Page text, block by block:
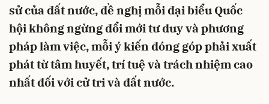
sử của đất nước, đề nghị mỗi đại biểu Quốc
hội không ngừng đổi mới tư duy và phương
pháp làm việc, mỗi ý kiến đóng góp phải xuất
phát từ tâm huyết, trí tuệ và trách nhiệm cao
nhất đối với cử tri và đất nước.